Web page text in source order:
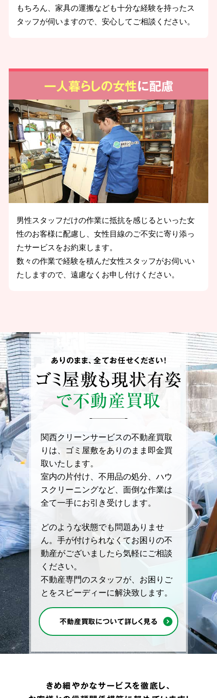
もちろん、家具の運搬なども十分な経験を持ったス
タッフが伺いますので、安心してご相談ください。
一人暮らしの女性に配慮
男性スタッフだけの作業に抵抗を感じるといった女
性のお客様に配慮し、女性目線のご不安に寄り添っ
たサービスをお約束します。
数々の作業で経験を積んだ女性スタッフがお伺いい
たしますので、遠慮なくお申し付けください。
ありのまま、全てお任せください！
ゴミ屋敷も現状有姿
で不動産買取
関西クリーンサービスの不動産買取
りは、ゴミ屋敷をありのまま即金買
取いたします。
室内の片付け、不用品の処分、ハウ
スクリーニングなど、面倒な作業は
全て一手にお引き受けします。
どのような状態でも問題ありませ
ん。手が付けられなくてお困りの不
動産がございましたら気軽にご相談
ください。
不動産専門のスタッフが、お困りご
とをスピーディーに解決致します。
不動産買取について詳しく見る
きめ細やかなサービスを徹底し、